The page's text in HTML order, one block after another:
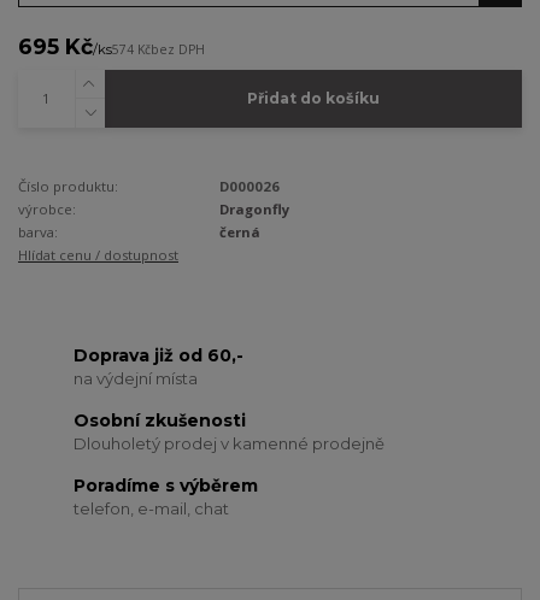
695 Kč/ks574 Kčbez DPH
Přidat do košíku
Číslo produktu:
D000026
výrobce:
Dragonfly
barva:
černá
Hlídat cenu / dostupnost
Doprava již od 60,-
na výdejní místa
Osobní zkušenosti
Dlouholetý prodej v kamenné prodejně
Poradíme s výběrem
telefon, e-mail, chat